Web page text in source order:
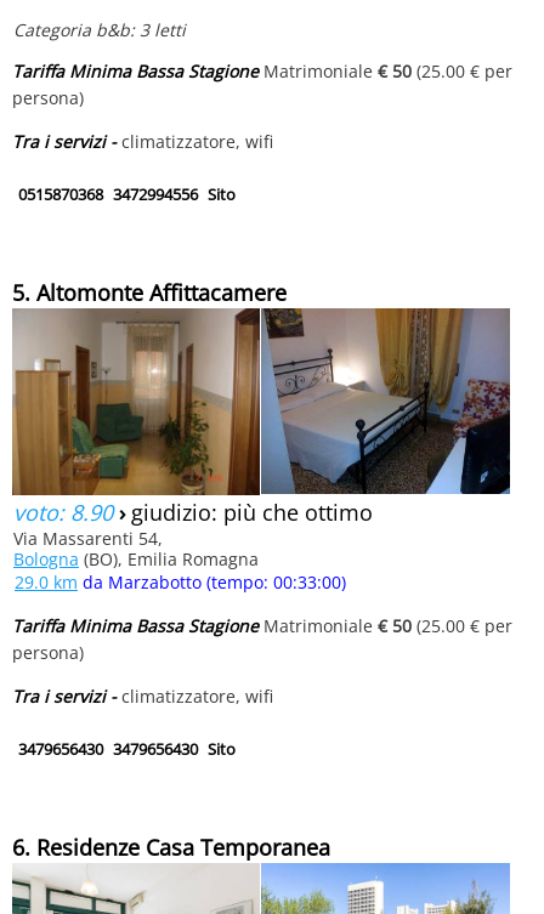
Categoria b&b: 3 letti
Tariffa Minima Bassa StagioneMatrimoniale € 50 (25.00 € per
persona)
Tra i servizi -climatizzatore, wifi
0515870368 3472994556 Sito
5. Altomonte Affittacamere
voto: 8.90› giudizio: più che ottimo
Via Massarenti 54,
Bologna (BO), Emilia Romagna
29.0 km da Marzabotto (tempo: 00:33:00)
Tariffa Minima Bassa StagioneMatrimoniale € 50 (25.00 € per
persona)
Tra i servizi -climatizzatore, wifi
3479656430 3479656430 Sito
6. Residenze Casa Temporanea